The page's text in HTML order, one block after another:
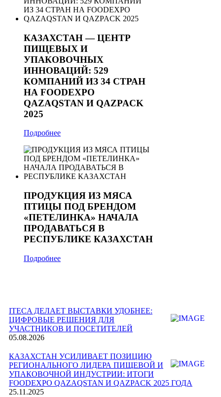
КАЗАХСТАН — ЦЕНТР
ПИЩЕВЫХ И
УПАКОВОЧНЫХ
ИННОВАЦИЙ: 529
КОМПАНИЙ ИЗ 34 СТРАН
НА FOODEXPO
QAZAQSTAN И QAZPACK
2025
Подробнее
ПРОДУКЦИЯ ИЗ МЯСА
ПТИЦЫ ПОД БРЕНДОМ
«ПЕТЕЛИНКА» НАЧАЛА
ПРОДАВАТЬСЯ В
РЕСПУБЛИКЕ КАЗАХСТАН
Подробнее
ITECA ДЕЛАЕТ ВЫСТАВКИ УДОБНЕЕ:
ЦИФРОВЫЕ РЕШЕНИЯ ДЛЯ
УЧАСТНИКОВ И ПОСЕТИТЕЛЕЙ
05.08.2026
КАЗАХСТАН УСИЛИВАЕТ ПОЗИЦИЮ
РЕГИОНАЛЬНОГО ЛИДЕРА ПИЩЕВОЙ И
УПАКОВОЧНОЙ ИНДУСТРИИ: ИТОГИ
FOODEXPO QAZAQSTAN И QAZPACK 2025 ГОДА
25.11.2025